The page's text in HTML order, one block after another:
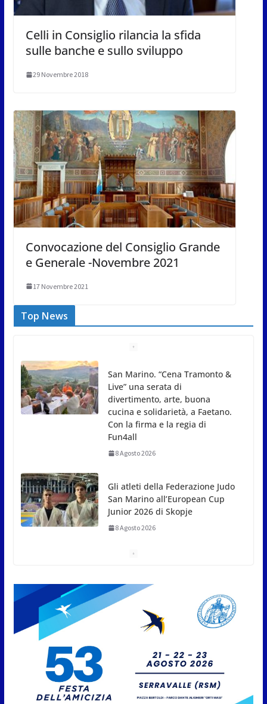
Celli in Consiglio rilancia la sfida
sulle banche e sullo sviluppo
29 Novembre 2018
Convocazione del Consiglio Grande
e Generale -Novembre 2021
17 Novembre 2021
Top News
Gli atleti della Federazione Judo
San Marino all’European Cup
Junior 2026 di Skopje
8 Agosto 2026
L’arte perde uno dei suoi maestri: si è spento a 91
8 Agosto 2026
A Oltremare 2.0 a Riccione in migliaia per
incontrare i DinsiemE
Femminile: quattro Primavera
aggregate alla Prima Squadra
8 Agosto 2026
Live” una serata di
divertimento, arte, buona
cucina e solidarietà, a Faetano.
Con la firma e la regia di